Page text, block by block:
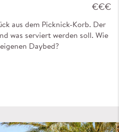
€€€
aus dem Picknick-Korb. Der
was serviert werden soll. Wie
Daybed?